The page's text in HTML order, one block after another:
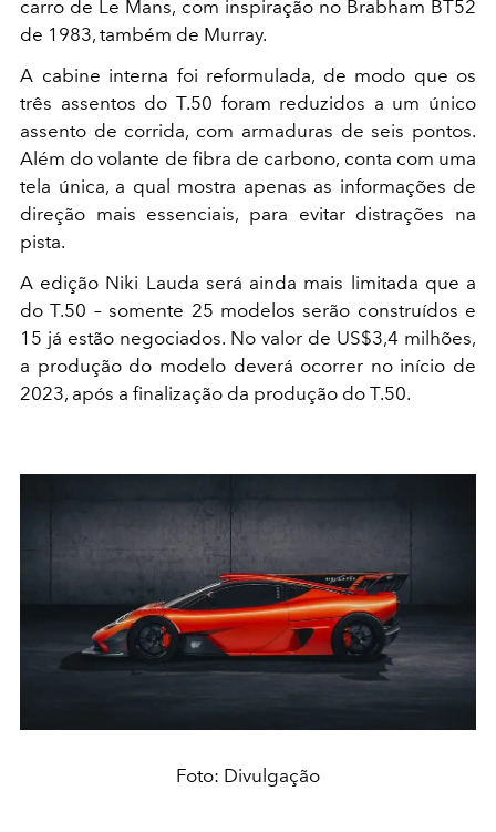
carro de Le Mans, com inspiração no Brabham BT52
de 1983, também de Murray.
A cabine interna foi reformulada, de modo que os
três assentos do T.50 foram reduzidos a um único
assento de corrida, com armaduras de seis pontos.
Além do volante de fibra de carbono, conta com uma
tela única, a qual mostra apenas as informações de
direção mais essenciais, para evitar distrações na
pista.
A edição Niki Lauda será ainda mais limitada que a
do T.50 – somente 25 modelos serão construídos e
15 já estão negociados. No valor de US$3,4 milhões,
a produção do modelo deverá ocorrer no início de
2023, após a finalização da produção do T.50.
Foto: Divulgação